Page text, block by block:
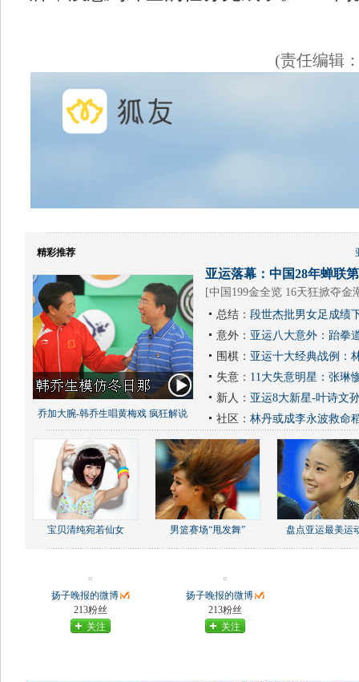
(责任编辑
精彩推荐
乔加大腕-韩乔生唱黄梅戏 疯狂解说
亚运落幕：中国28年蝉联
[中国199金全览 16天狂掀夺金
总结： 段世杰批男女足成绩
意外： 亚运八大意外：跆拳
围棋： 亚运十大经典战例：
失意： 11大失意明星：张琳
新人： 亚运8大新星-叶诗文
社区： 林丹或成李永波救命
宝贝清纯宛若仙女 男篮赛场“甩发舞” 盘点亚运最美运
扬子晚报的微博
213粉丝
关注
扬子晚报的微博
213粉丝
关注